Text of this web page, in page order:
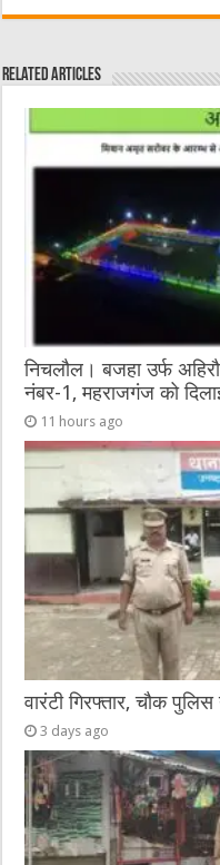
c
e
b
o
o
it
r
C
at
Related Articles
निचलौल। बजहा उर्फ
नंबर-1, महराजगंज को
11 hours ago
वारंटी गिरफ्तार, चौक
3 days ago